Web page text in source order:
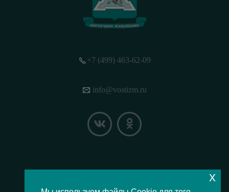
+7 (499) 463-62-09
info@vostizm.ru
x